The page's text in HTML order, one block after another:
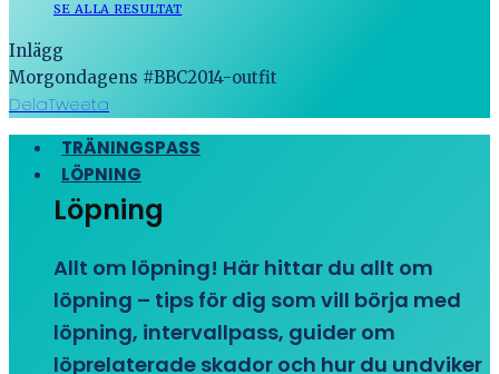
SE ALLA RESULTAT
Inlägg
Morgondagens #BBC2014-outfit
DelaTweeta
TRÄNINGSPASS
LÖPNING
Löpning
Allt om löpning! Här hittar du allt om
löpning – tips för dig som vill börja med
löpning, intervallpass, guider om
löprelaterade skador och hur du undviker